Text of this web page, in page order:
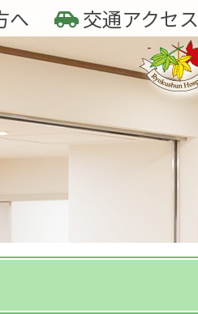
へ 交通アクセス